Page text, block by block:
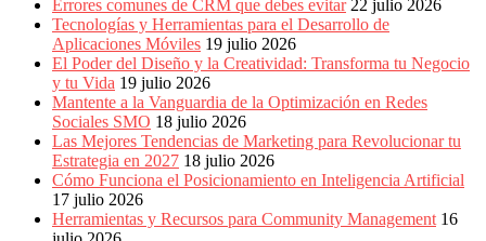
Marketing,
Mercadotecnia,
Eventos
Publicitarios,
Colecciónes,
Marcas,
Insigns,
Radio,
Creatividad,
SEO,
Errores comunes de CRM que debes evitar 22 julio 2026
Tecnologías y Herramientas para el Desarrollo de
Aplicaciones Móviles 19 julio 2026
El Poder del Diseño y la Creatividad: Transforma tu Negocio
y tu Vida 19 julio 2026
Mantente a la Vanguardia de la Optimización en Redes
Sociales SMO 18 julio 2026
Las Mejores Tendencias de Marketing para Revolucionar tu
Estrategia en 2027 18 julio 2026
Cómo Funciona el Posicionamiento en Inteligencia Artificial
17 julio 2026
Herramientas y Recursos para Community Management 16